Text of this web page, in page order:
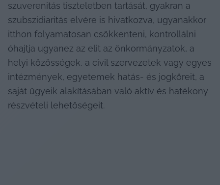
szuverenitás tiszteletben tartását, gyakran a
szubszidiaritás elvére is hivatkozva, ugyanakkor
itthon folyamatosan csökkenteni, kontrollálni
óhajtja ugyanez az elit az önkormányzatok, a
helyi közösségek, a civil szervezetek vagy egyes
intézmények, egyetemek hatás- és jogköreit, a
saját ügyeik alakításában való aktív és hatékony
részvételi lehetőségeit.